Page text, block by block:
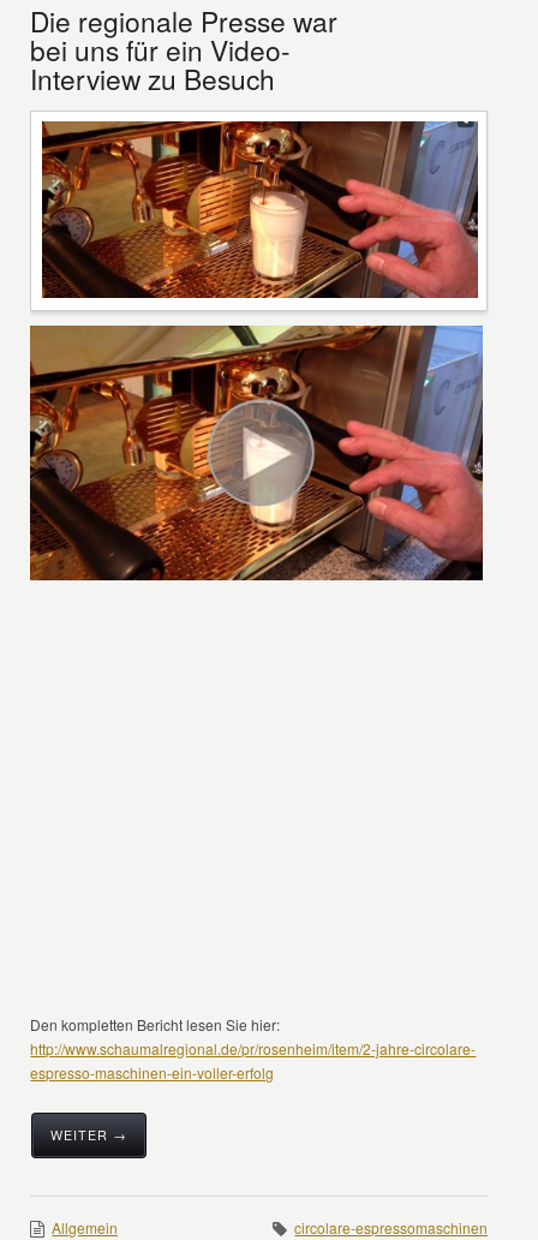
Die regionale Presse war
bei uns für ein Video-
Interview zu Besuch
Den kompletten Bericht lesen Sie hier:
http://www.schaumalregional.de/pr/rosenheim/item/2-jahre-circolare-
espresso-maschinen-ein-voller-erfolg
WEITER →
Allgemein circolare-espressomaschinen